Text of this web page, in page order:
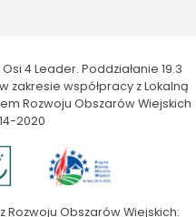
4 Leader. Poddziałanie 19.3
zakresie współpracy z Lokalną
Rozwoju Obszarów Wiejskich
2020
Rozwoju Obszarów Wiejskich: